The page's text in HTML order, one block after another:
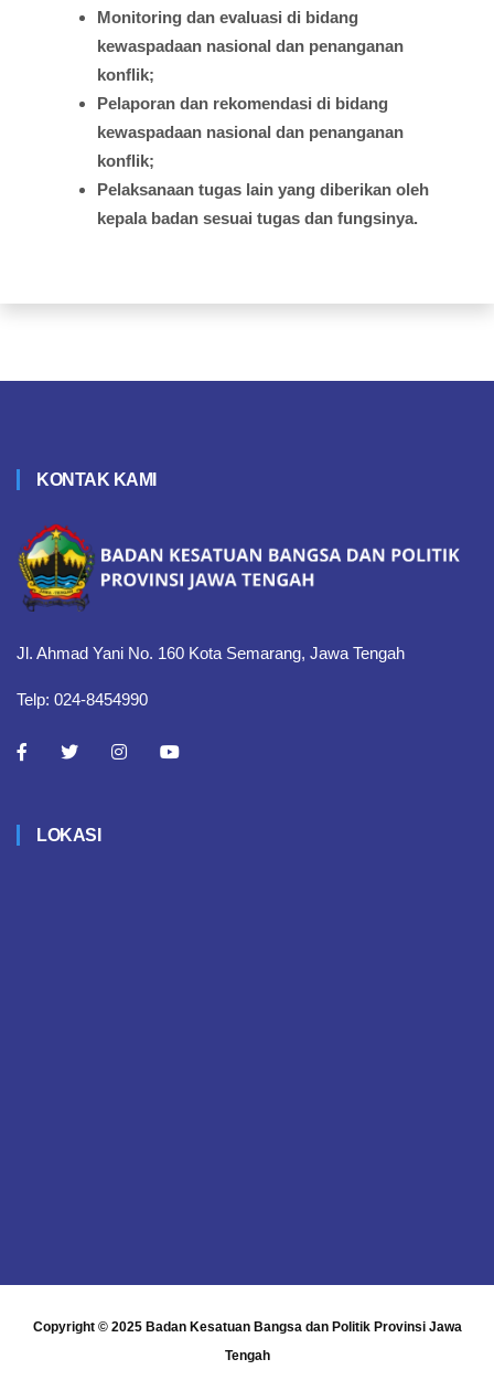
Monitoring dan evaluasi di bidang
kewaspadaan nasional dan penanganan
konflik;
Pelaporan dan rekomendasi di bidang
kewaspadaan nasional dan penanganan
konflik;
Pelaksanaan tugas lain yang diberikan oleh
kepalabadan sesuai tugas dan fungsinya.
KONTAK KAMI
Jl. Ahmad Yani No. 160 Kota Semarang, Jawa Tengah
Telp: 024-8454990
LOKASI
Copyright © 2025 Badan Kesatuan Bangsa dan Politik Provinsi Jawa
Tengah